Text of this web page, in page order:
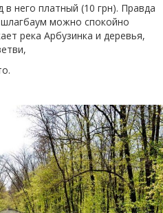
него платный (10 грн). Правда
можно спокойно
река Арбузинка и деревья,